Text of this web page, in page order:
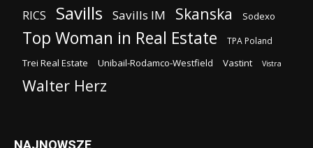
RICS Savills Savills IM Skanska Sodexo
Top Woman in Real Estate TPA Poland
Trei Real Estate Unibail-Rodamco-Westfield Vastint Vistra
Walter Herz
NAJNOWSZE